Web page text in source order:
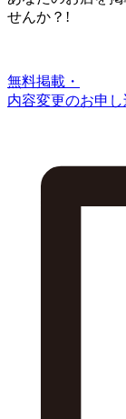
せんか？!
無料掲載・
内容変更のお申し